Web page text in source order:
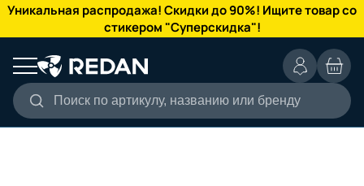
Уникальная распродажа! Скидки до 90%! Ищите товар со
стикером "Суперскидка"!
Поиск по артикулу, названию или бренду
КАТАЛОГ